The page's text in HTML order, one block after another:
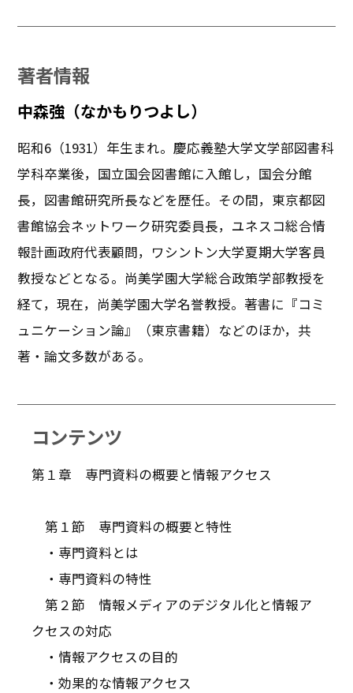
著者情報
中森強（なかもりつよし）
昭和6（1931）年生まれ。慶応義塾大学文学部図書科
学科卒業後，国立国会図書館に入館し，国会分館
長，図書館研究所長などを歴任。その間，東京都図
書館協会ネットワーク研究委員長，ユネスコ総合情
報計画政府代表顧問，ワシントン大学夏期大学客員
教授などとなる。尚美学園大学総合政策学部教授を
経て，現在，尚美学園大学名誉教授。著書に『コミ
ュニケーション論』（東京書籍）などのほか，共
著・論文多数がある。
コンテンツ
第１章 専門資料の概要と情報アクセス
第１節 専門資料の概要と特性
・専門資料とは
・専門資料の特性
第２節 情報メディアのデジタル化と情報ア
クセスの対応
・情報アクセスの目的
・効果的な情報アクセス